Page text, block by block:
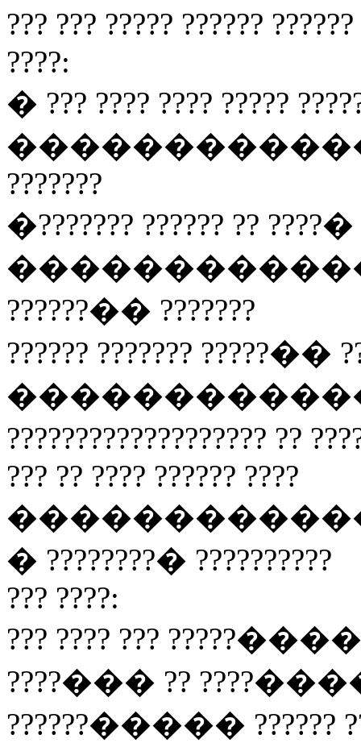
??? ??? ????? ??????
????:
� ??? ???? ???? ?????
???????
�??????? ?????? ?? ????�
??????�� ???????
?????? ??????? ?????��
??????????????????? ??
??? ?? ???? ?????? ????
� ????????� ??????????
??? ????:
??? ???? ???
????��� ?? ????����
??????����� ??????